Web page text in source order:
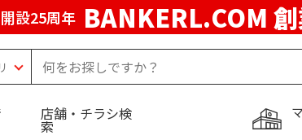
設25周年 BANKERL.COM
店舗・チラシ検
索